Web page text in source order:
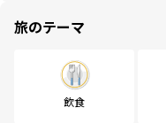
旅のテーマ
飲食